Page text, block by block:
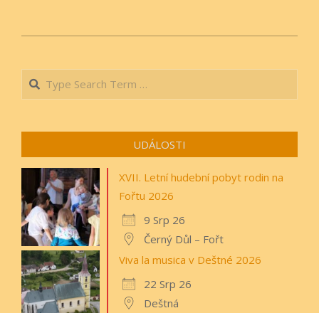
03
Search
UDÁLOSTI
XVII. Letní hudební pobyt rodin na
Fořtu 2026
9 Srp 26
Černý Důl – Fořt
Viva la musica v Deštné 2026
22 Srp 26
Deštná